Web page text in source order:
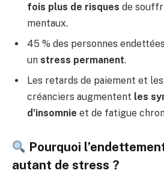
fois plus de risques de
mentaux.
45 % des personnes
un stress permanent.
Les retards de paiement et
créanciers augmentent les
d’insomnie et de fatigue
Pourquoi
autant de stress ?